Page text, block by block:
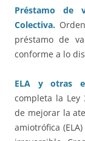
Préstamo de
Colectiva.
préstamo de
conforme a lo
ELA y otras
completa la
de mejorar la
amiotrófica